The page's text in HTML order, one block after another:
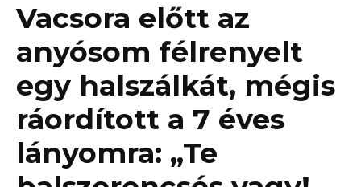
Vacsora előtt az
anyósom félrenyelt
egy halszálkát, mégis
ráordított a 7 éves
lányomra: „Te